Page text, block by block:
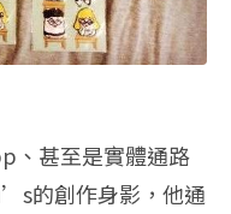
、甚至是實體通路
的創作身影，他通